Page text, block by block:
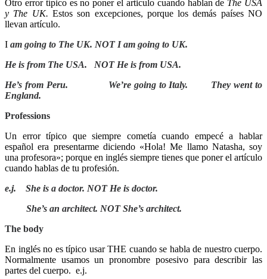
Otro error típico es no poner el articulo cuando hablan de The USA
y The UK. Estos son excepciones, porque los demás países NO
llevan artículo.
I am going to The UK. NOT I am going to UK.
He is from The USA.
NOT He is from USA.
He’s from Peru.
We’re going to Italy.
They went to
England.
Professions
Un error típico que siempre cometía cuando empecé a hablar
español era presentarme diciendo «Hola! Me llamo Natasha, soy
una profesora»; porque en inglés siempre tienes que poner el artículo
cuando hablas de tu profesión.
e.j.
She is a doctor. NOT He is doctor.
She’s an architect. NOTShe’s architect.
The body
En inglés no es típico usar THE cuando se habla de nuestro cuerpo.
Normalmente usamos un pronombre posesivo para describir las
partes del cuerpo. e.j.